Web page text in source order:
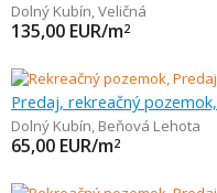
Dolný Kubín,Veličná
135,00 EUR/m2
Predaj, rekreačný
Dolný Kubín, Beňová Lehota
65,00 EUR/m2